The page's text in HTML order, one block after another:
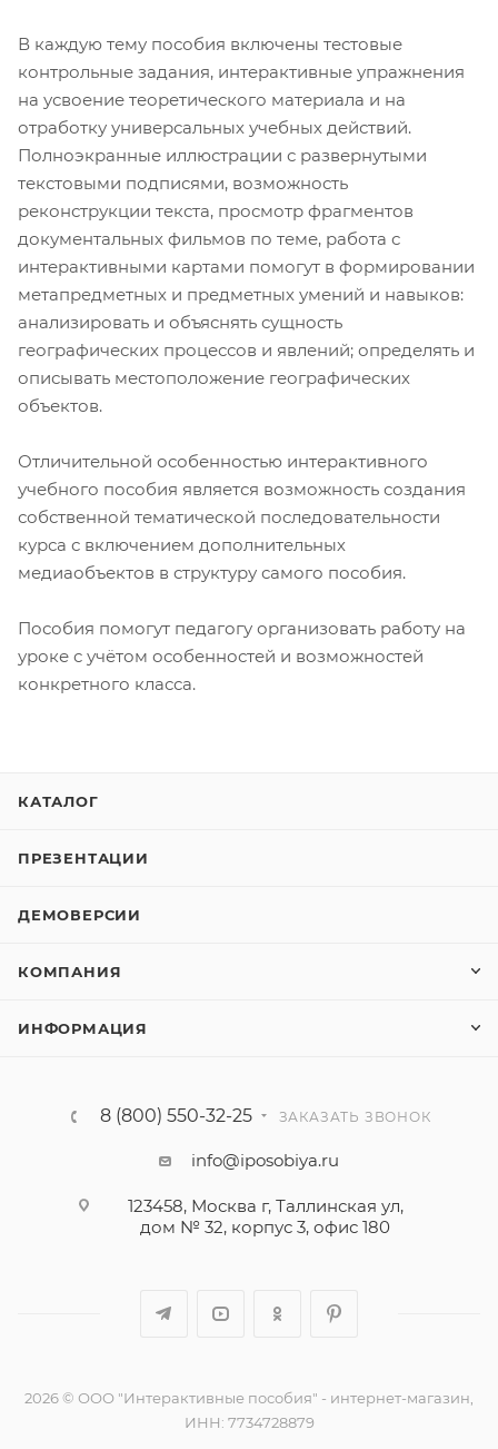
В каждую тему пособия включены тестовые
контрольные задания, интерактивные упражнения
на усвоение теоретического материала и на
отработку универсальных учебных действий.
Полноэкранные иллюстрации с развернутыми
текстовыми подписями, возможность
реконструкции текста, просмотр фрагментов
документальных фильмов по теме, работа с
интерактивными картами помогут в формировании
метапредметных и предметных умений и навыков:
анализировать и объяснять сущность
географических процессов и явлений; определять и
описывать местоположение географических
объектов.
Отличительной особенностью интерактивного
учебного пособия является возможность создания
собственной тематической последовательности
курса с включением дополнительных
медиаобъектов в структуру самого пособия.
Пособия помогут педагогу организовать работу на
уроке с учётом особенностей и возможностей
конкретного класса.
КАТАЛОГ
ПРЕЗЕНТАЦИИ
ДЕМОВЕРСИИ
КОМПАНИЯ
ИНФОРМАЦИЯ
8 (800) 550-32-25 ЗАКАЗАТЬ ЗВОНОК
info@iposobiya.ru
123458, Москва г, Таллинская ул,
дом № 32, корпус 3, офис 180
2026 © ООО "Интерактивные пособия" - интернет-магазин,
ИНН: 7734728879